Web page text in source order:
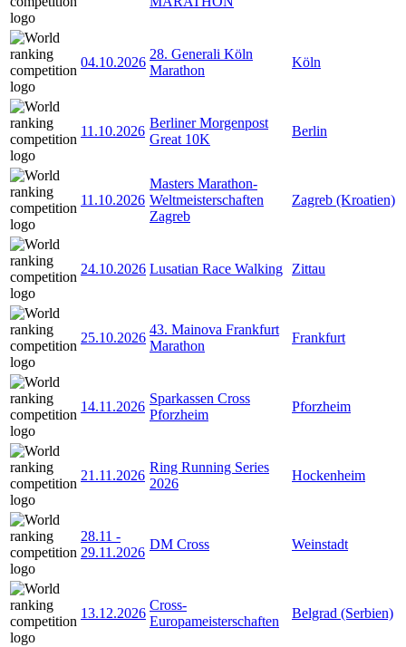
04.10.2026
28. Generali Köln
Marathon
Köln
11.10.2026
Berliner Morgenpost
Great 10K
Berlin
11.10.2026
Masters Marathon-
Weltmeisterschaften
Zagreb
Zagreb (Kroatien)
24.10.2026 Lusatian Race Walking Zittau
25.10.2026
43. Mainova Frankfurt
Marathon
Frankfurt
14.11.2026
Sparkassen Cross
Pforzheim
Pforzheim
21.11.2026
Ring Running Series
2026
Hockenheim
28.11 -
29.11.2026
DM Cross Weinstadt
13.12.2026
Cross-
Europameisterschaften
Belgrad (Serbien)